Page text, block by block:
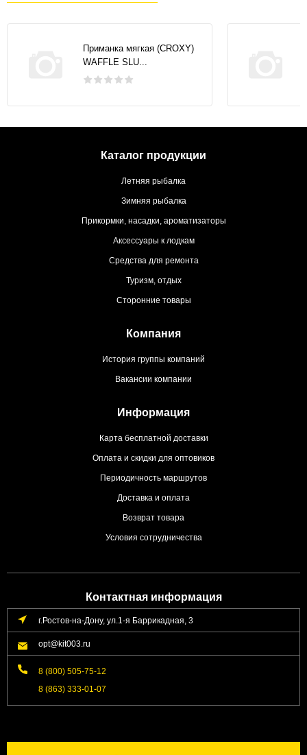
Приманка мягкая (CROXY)
WAFFLE SLU...
Каталог продукции
Летняя рыбалка
Зимняя рыбалка
Прикормки, насадки, ароматизаторы
Аксессуары к лодкам
Средства для ремонта
Туризм, отдых
Сторонние товары
Компания
История группы компаний
Вакансии компании
Информация
Карта бесплатной доставки
Оплата и скидки для оптовиков
Периодичность маршрутов
Доставка и оплата
Возврат товара
Условия сотрудничества
Контактная информация
г.Ростов-на-Дону, ул.1-я Баррикадная, 3
opt@kit003.ru
8 (800) 505-75-12
8 (863) 333-01-07